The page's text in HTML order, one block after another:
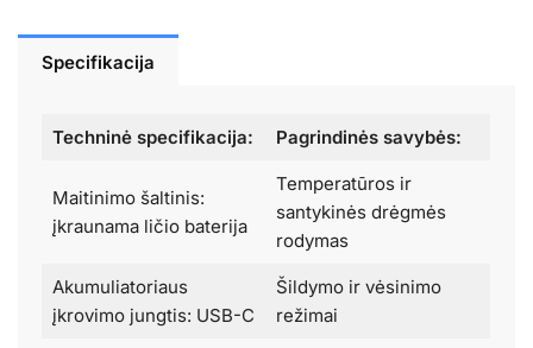
Specifikacija
Techninė specifikacija: Pagrindinės savybės:
Maitinimo šaltinis:
įkraunama ličio baterija
Temperatūros ir
santykinės drėgmės
rodymas
Akumuliatoriaus
įkrovimo jungtis: USB-C
Šildymo ir vėsinimo
režimai